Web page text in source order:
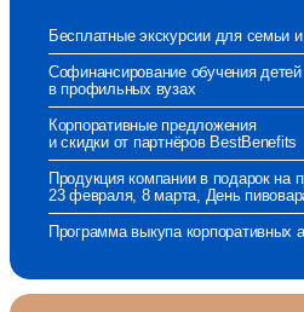
Бесплатные экскурсии для семьи
Софинансирование обучения детей
в профильных вузах
Корпоративные предложения
и скидки от партнёров BestBenefits
Продукция компании в подарок на
23 февраля, 8 марта, День
Программа выкупа корпоративных